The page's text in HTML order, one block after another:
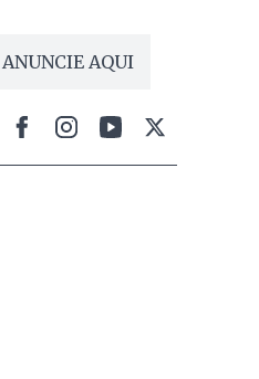
ANUNCIE AQUI